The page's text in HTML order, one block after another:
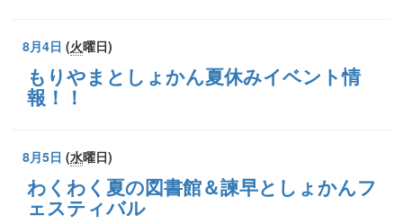
8月4日 (火曜日)
もりやまとしょかん夏休みイベント情
報！！
8月5日 (水曜日)
わくわく夏の図書館＆諫早としょかんフ
ェスティバル